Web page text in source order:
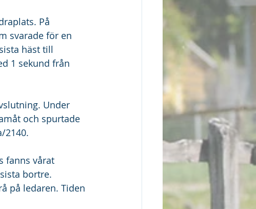
På
svarade för en
häst till
1 sekund från
Under
och spurtade
2140.
fanns vårat
bortre.
på ledaren. Tiden